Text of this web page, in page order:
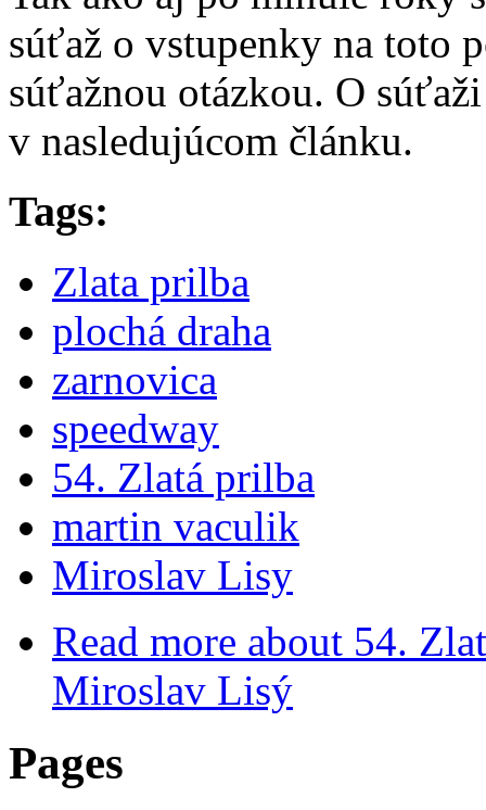
súťaž o vstupenky na toto
súťažnou otázkou. O
v nasledujúcom článku.
Tags:
Zlata prilba
plochá draha
zarnovica
speedway
54. Zlatá prilba
martin vaculik
Miroslav Lisy
Read more about 54.
Miroslav Lisý
Pages